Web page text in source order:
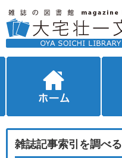
雑誌記事索引を調べる